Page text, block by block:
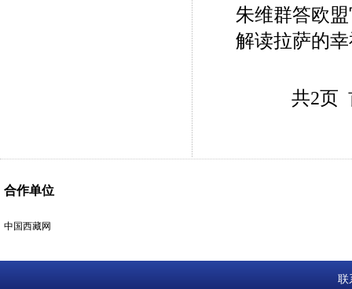
朱维群答欧
解读拉萨的
共2页
合作单位
中国西藏网
联